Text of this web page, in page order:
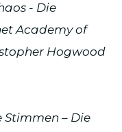
- Die
Academy of
Hogwood
Stimmen – Die